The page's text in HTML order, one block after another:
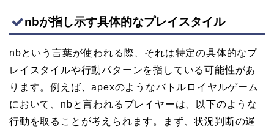
nbが指し示す具体的なプレイスタイル
nbという言葉が使われる際、それは特定の具体的なプ
レイスタイルや行動パターンを指している可能性があ
ります。例えば、apexのようなバトルロイヤルゲーム
において、nbと言われるプレイヤーは、以下のような
行動を取ることが考えられます。まず、状況判断の遅